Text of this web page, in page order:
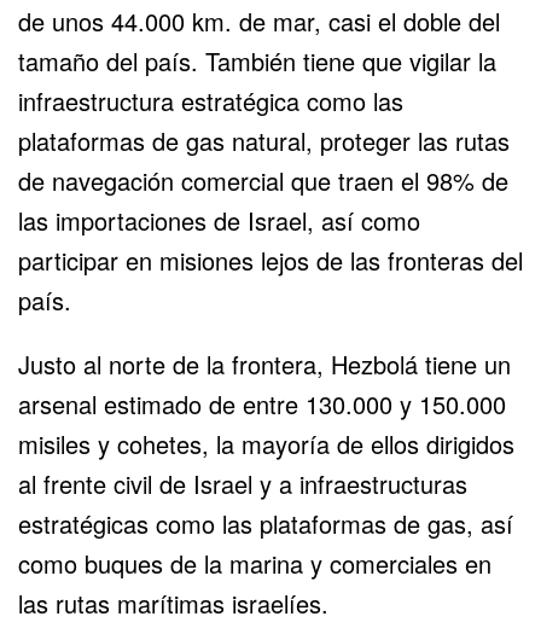
de unos 44.000 km. de mar, casi el doble del
tamaño del país. También tiene que vigilar la
infraestructura estratégica como las
plataformas de gas natural, proteger las rutas
de navegación comercial que traen el 98% de
las importaciones de Israel, así como
participar en misiones lejos de las fronteras del
país.
Justo al norte de la frontera, Hezbolá tiene un
arsenal estimado de entre 130.000 y 150.000
misiles y cohetes, la mayoría de ellos dirigidos
al frente civil de Israel y a infraestructuras
estratégicas como las plataformas de gas, así
como buques de la marina y comerciales en
las rutas marítimas israelíes.